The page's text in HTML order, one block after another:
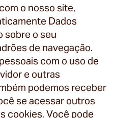
o nosso site,
Dados
sobre o seu
de navegação.
com o uso de
e outras
podemos receber
se acessar outros
cookies. Você pode